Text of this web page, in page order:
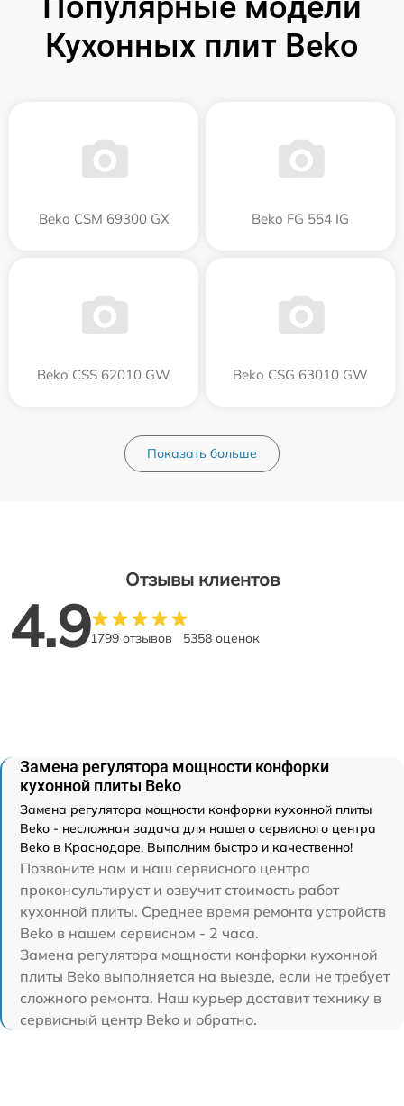
Кухонных плит Beko
Beko CSM 69300 GX Beko FG 554 IG
Beko CSS 62010 GW Beko CSG 63010 GW
Показать больше
Отзывы клиентов
4.91799 отзывов 5358 оценок
Замена регулятора мощности конфорки
кухонной плиты Beko
Замена регулятора мощности конфорки кухонной плиты
Beko - несложная задача для нашего сервисного центра
Beko в Краснодаре. Выполним быстро и качественно!
Позвоните нам и наш сервисного центра
проконсультирует и озвучит стоимость работ
кухонной плиты. Среднее время ремонта устройств
Beko в нашем сервисном - 2 часа.
Замена регулятора мощности конфорки кухонной
плиты Beko выполняется на выезде, если не требует
сложного ремонта. Наш курьер доставит технику в
сервисный центр Beko и обратно.